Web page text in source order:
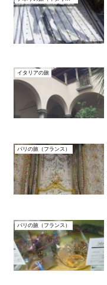
イタリアの旅
パリの旅（フランス）
パリの旅（フランス）